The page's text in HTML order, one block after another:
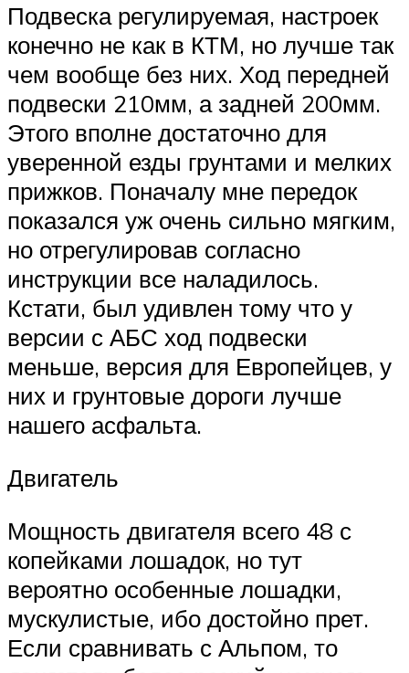
Подвеска регулируемая, настроек
конечно не как в КТМ, но лучше так
чем вообще без них. Ход передней
подвески 210мм, а задней 200мм.
Этого вполне достаточно для
уверенной езды грунтами и мелких
прижков. Поначалу мне передок
показался уж очень сильно мягким,
но отрегулировав согласно
инструкции все наладилось.
Кстати, был удивлен тому что у
версии с АБС ход подвески
меньше, версия для Европейцев, у
них и грунтовые дороги лучше
нашего асфальта.
Двигатель
Мощность двигателя всего 48 с
копейками лошадок, но тут
вероятно особенные лошадки,
мускулистые, ибо достойно прет.
Если сравнивать с Альпом, то